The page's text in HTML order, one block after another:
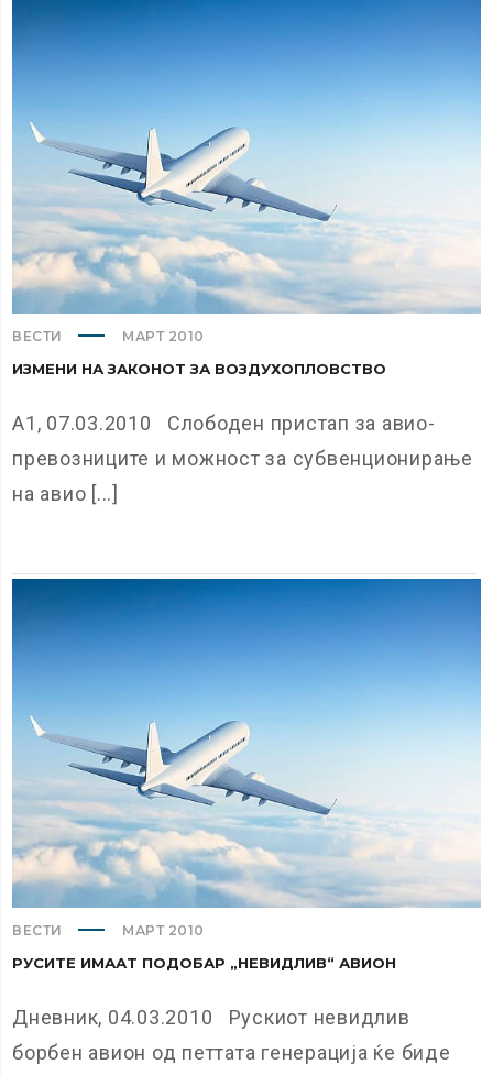
ВЕСТИ МАРТ 2010
ИЗМЕНИ НА ЗАКОНОТ ЗА ВОЗДУХОПЛОВСТВО
А1, 07.03.2010 Слободен пристап за авио-
превозниците и можност за субвенционирање
на авио [...]
ВЕСТИ МАРТ 2010
РУСИТЕ ИМААТ ПОДОБАР „НЕВИДЛИВ“ АВИОН
Дневник, 04.03.2010 Рускиот невидлив
борбен авион од петтата генерација ќе биде